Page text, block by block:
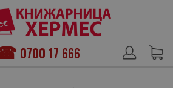
0700 17 666